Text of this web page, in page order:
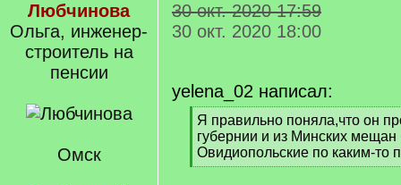
Любчинова
Ольга, инженер-
строитель на
пенсии
Омск
30 окт. 2020 17:59
30 окт. 2020 18:00
yelena_02 написал:
[
q
]
Я правильно поняла,что он
губернии и из Минских
Овидиопольские по каким-то
[